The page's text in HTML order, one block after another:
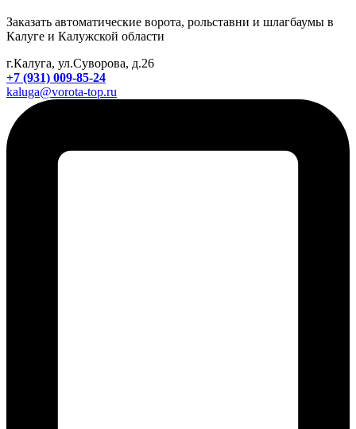
Заказать автоматические ворота, рольставни и шлагбаумы в
Калуге и Калужской области
г.Калуга, ул.Суворова, д.26
+7 (931) 009-85-24
kaluga@vorota-top.ru